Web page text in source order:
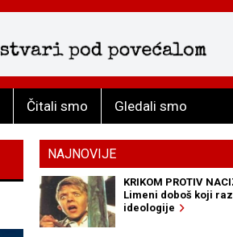
Čitali smo Gledali smo
NAJNOVIJE
KRIKOM PROTIV
Limeni doboš koji
ideologije